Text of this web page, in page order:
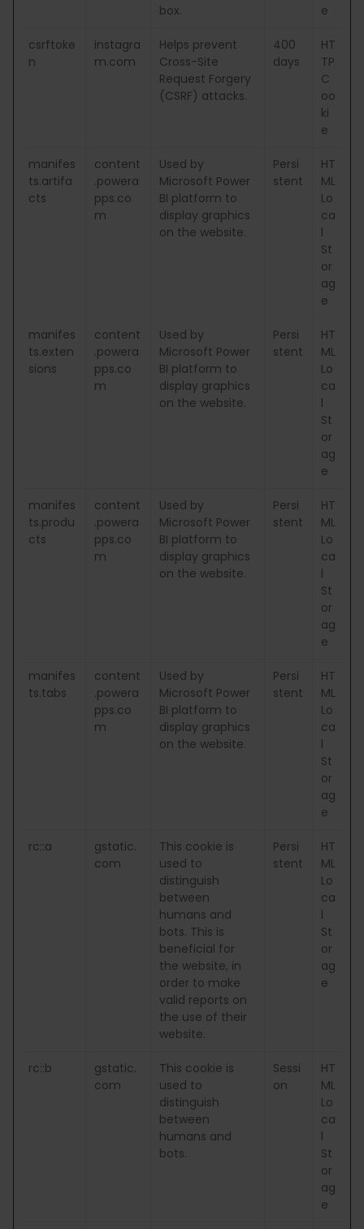
box.
e
csrftoke
n
instagra
m.com
Helps prevent
Cross-Site
Request Forgery
(CSRF) attacks.
400
days
HT
TP
C
oo
ki
e
manifes
ts.artifa
cts
content
.powera
pps.co
m
Used by
Microsoft Power
BI platform to
display graphics
on the website.
Persi
stent
HT
ML
Lo
ca
l
St
or
ag
e
manifes
ts.exten
sions
content
.powera
pps.co
m
Used by
Microsoft Power
BI platform to
display graphics
on the website.
Persi
stent
HT
ML
Lo
ca
l
St
or
ag
e
manifes
ts.produ
cts
content
.powera
pps.co
m
Used by
Microsoft Power
BI platform to
display graphics
on the website.
Persi
stent
HT
ML
Lo
ca
l
St
or
ag
e
manifes
ts.tabs
content
.powera
pps.co
m
Used by
Microsoft Power
BI platform to
display graphics
on the website.
Persi
stent
HT
ML
Lo
ca
l
St
or
ag
e
rc::a
gstatic.
com
This cookie is
used to
distinguish
between
humans and
bots. This is
beneficial for
the website, in
order to make
valid reports on
the use of their
website.
Persi
stent
HT
ML
Lo
ca
l
St
or
ag
e
rc::b
gstatic.
com
This cookie is
used to
distinguish
between
humans and
bots.
Sessi
on
HT
ML
Lo
ca
l
St
or
ag
e